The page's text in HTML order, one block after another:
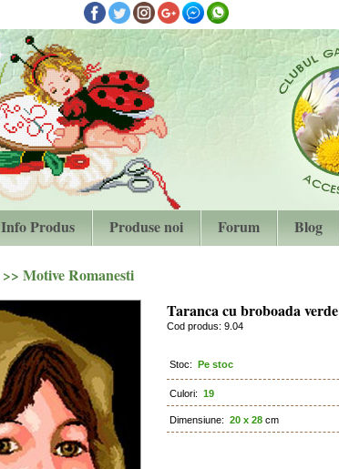
Info Produs Produse noi Forum Blog
>> Motive Romanesti
Taranca cu broboada verde
Cod produs: 9.04
Stoc: Pe stoc
Culori: 19
Dimensiune: 20 x 28 cm